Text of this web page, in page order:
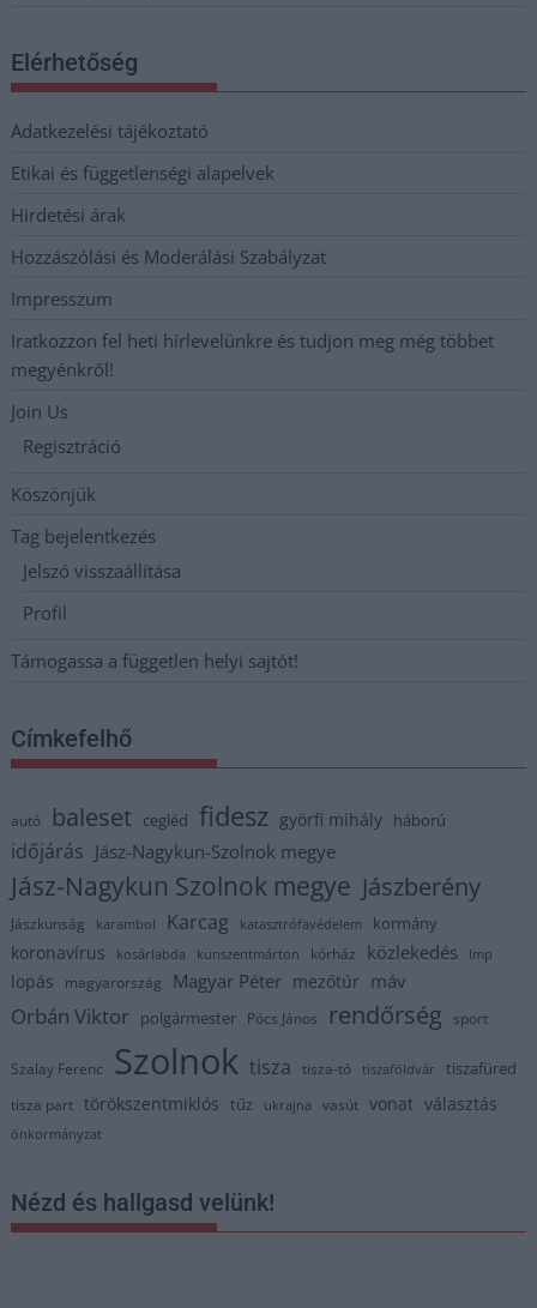
Elérhetőség
Adatkezelési tájékoztató
Etikai és függetlenségi alapelvek
Hirdetési árak
Hozzászólási és Moderálási Szabályzat
Impresszum
Iratkozzon fel heti hírlevelünkre és tudjon meg még többet
megyénkről!
Join Us
Regisztráció
Köszönjük
Tag bejelentkezés
Jelszó visszaállítása
Profil
Támogassa a független helyi sajtót!
Címkefelhő
autó baleset cegléd fidesz györfi mihály háború
időjárás Jász-Nagykun-Szolnok megye
Jász-Nagykun Szolnok megye Jászberény
Jászkunság karambol Karcag katasztrófavédelem kormány
koronavírus kosárlabda kunszentmárton kórház közlekedés lmp
lopás magyarország Magyar Péter mezőtúr máv
Orbán Viktor polgármester Pócs János rendőrség sport
Szalay Ferenc Szolnok tisza tisza-tó tiszaföldvár tiszafüred
tisza part törökszentmiklós tűz ukrajna vasút vonat választás
önkormányzat
Nézd és hallgasd velünk!